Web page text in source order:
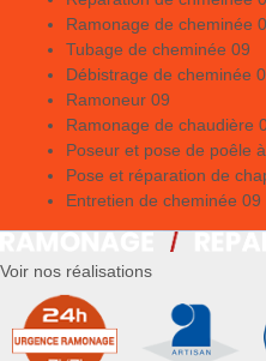
Ramonage de cheminée
Tubage de cheminée 09
Débistrage de cheminée
Ramoneur 09
Ramonage de chaudière
Poseur et pose de poêle
Pose et réparation de
Entretien de cheminée 09
Voir nos réalisations